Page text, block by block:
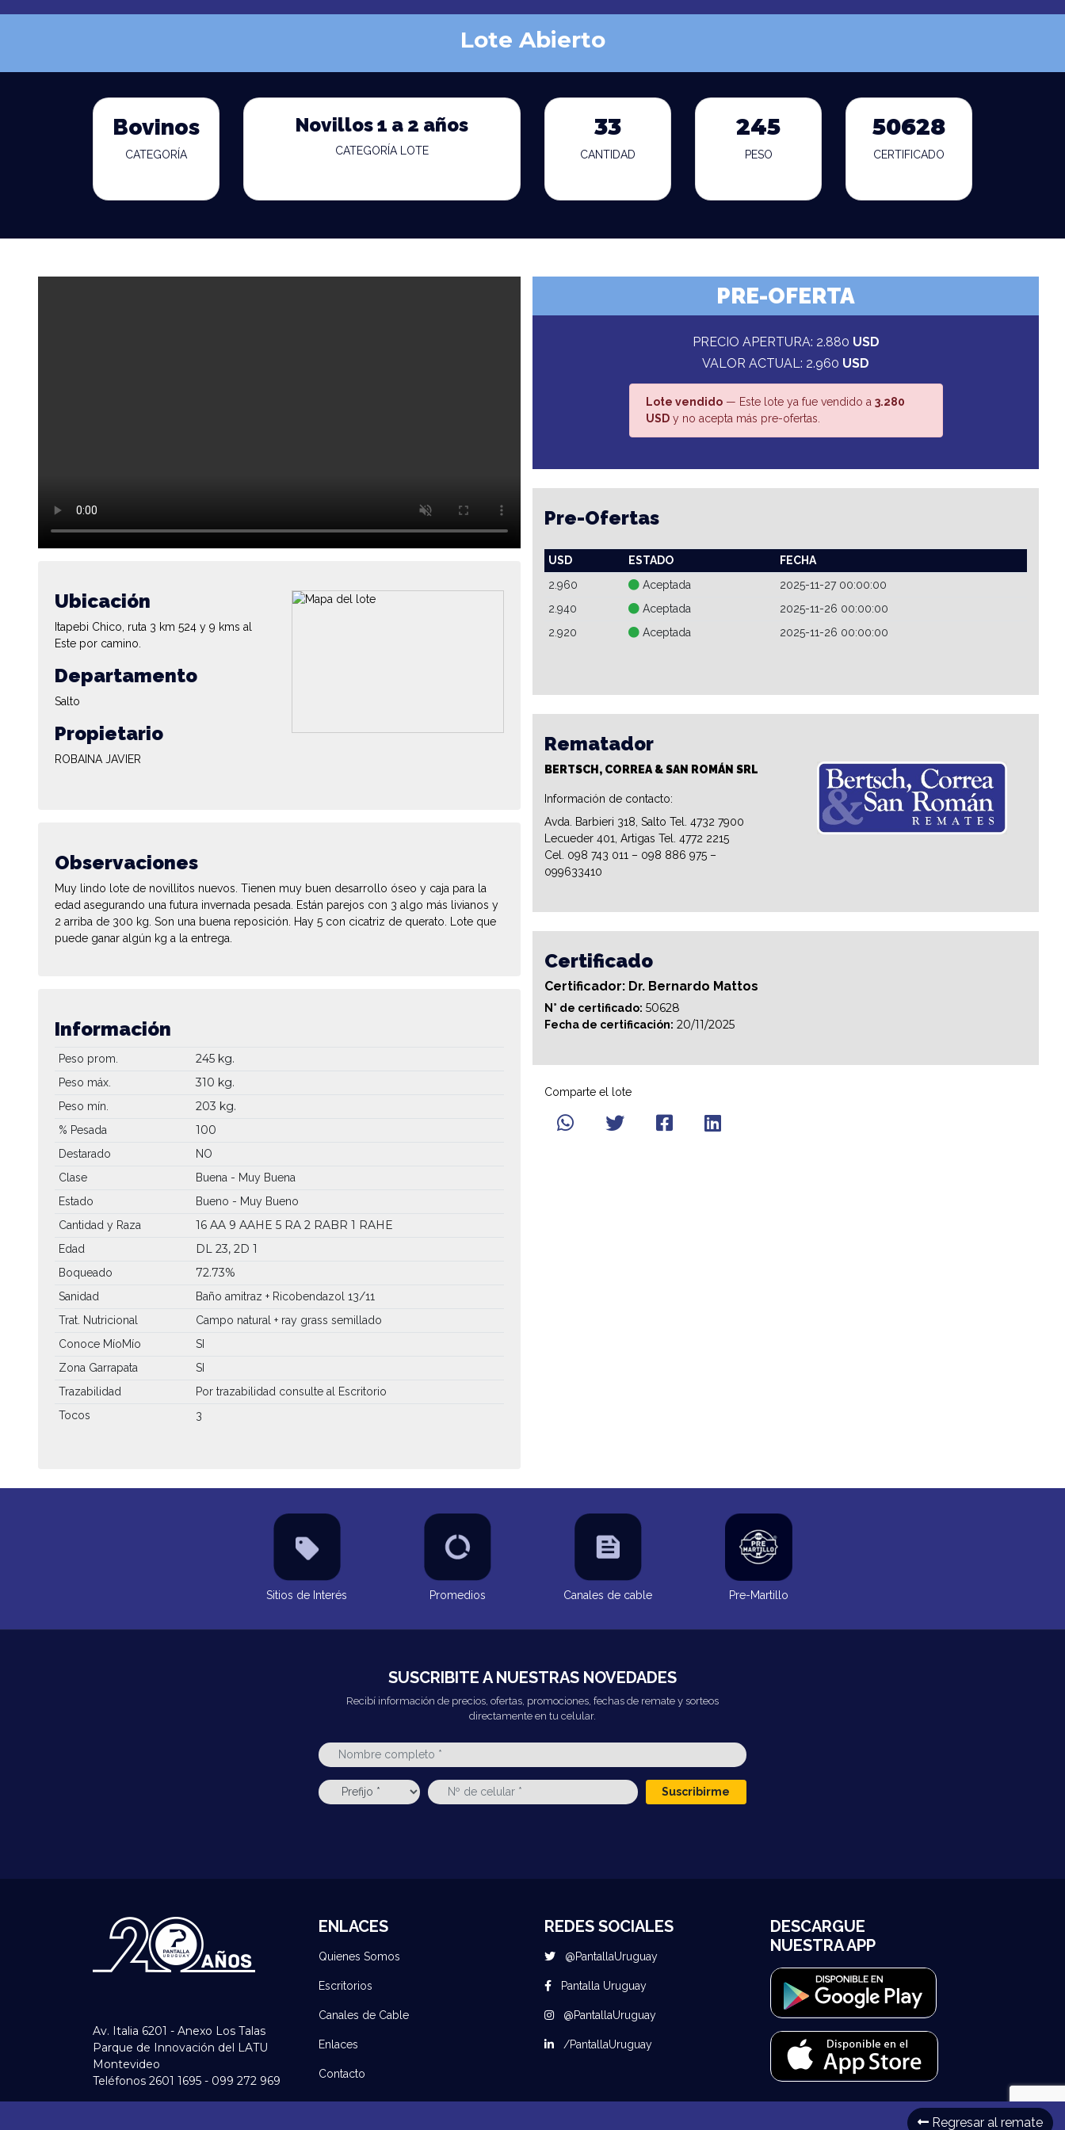
Lote Abierto
Bovinos
CATEGORÍA
Novillos 1 a 2 años
CATEGORÍA LOTE
33
CANTIDAD
245
PESO
50628
CERTIFICADO
Ubicación
Itapebi Chico, ruta 3 km 524 y 9 kms al
Este por camino.
Departamento
Salto
Propietario
ROBAINA JAVIER
Observaciones
Muy lindo lote de novillitos nuevos. Tienen muy buen desarrollo óseo y caja para la
edad asegurando una futura invernada pesada. Están parejos con 3 algo más livianos y
2 arriba de 300 kg. Son una buena reposición. Hay 5 con cicatriz de querato. Lote que
puede ganar algún kg a la entrega.
Información
Peso prom. 245 kg.
Peso máx. 310 kg.
Peso mín. 203 kg.
% Pesada 100
Destarado
NO
Clase
Buena - Muy Buena
Estado
Bueno - Muy Bueno
Cantidad y Raza
16 AA 9 AAHE 5 RA 2 RABR 1 RAHE
Edad DL 23, 2D 1
Boqueado 72.73%
Sanidad
Baño amitraz + Ricobendazol 13/11
Trat. Nutricional
Campo natural + ray grass semillado
Conoce MíoMío
SI
Zona Garrapata
SI
Trazabilidad
Por trazabilidad consulte al Escritorio
Tocos
3
PRE-OFERTA
PRECIO APERTURA: 2.880 USD
VALOR ACTUAL: 2.960 USD
Lote vendido— Este lote ya fue vendido a 3.280
USDy no acepta más pre-ofertas.
Pre-Ofertas
USD ESTADO
FECHA
2.960
Aceptada
2025-11-27 00:00:00
2.940
Aceptada
2025-11-26 00:00:00
2.920
Aceptada 2025-11-26 00:00:00
Rematador
BERTSCH, CORREA & SAN ROMÁN SRL
Información de contacto:
Avda. Barbieri 318, Salto Tel. 4732 7900
Lecueder 401, Artigas Tel. 4772 2215
Cel. 098 743 011 – 098 886 975 –
099633410
Certificado
Certificador: Dr. Bernardo Mattos
N° de certificado: 50628
Fecha de certificación: 20/11/2025
Comparte el lote
Regresar al remate
Sitios de Interés Promedios Canales de cable Pre-Martillo
SUSCRIBITE A NUESTRAS NOVEDADES
Recibí información de precios, ofertas, promociones, fechas de remate y sorteos
directamente en tu celular.
Suscribirme
Av. Italia 6201 - Anexo Los Talas
Parque de Innovación del LATU
Montevideo
Teléfonos 2601 1695 - 099 272 969
ENLACES
Quienes Somos
Escritorios
Canales de Cable
Enlaces
Contacto
REDES SOCIALES
@PantallaUruguay
Pantalla Uruguay
@PantallaUruguay
/PantallaUruguay
DESCARGUE
NUESTRA APP